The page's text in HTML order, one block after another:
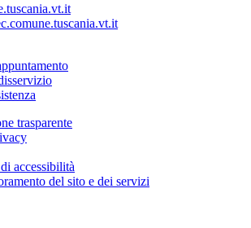
trasparente
accessibilità
del sito e dei servizi